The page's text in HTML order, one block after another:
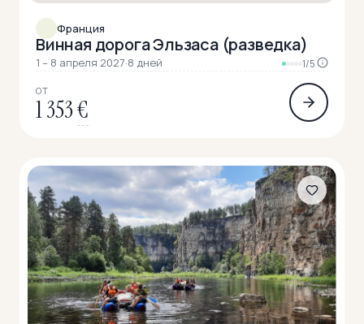
Франция
Винная дорога Эльзаса (разведка)
1 – 8 апреля 2027·8 дней 1/5
ОТ
1 353€